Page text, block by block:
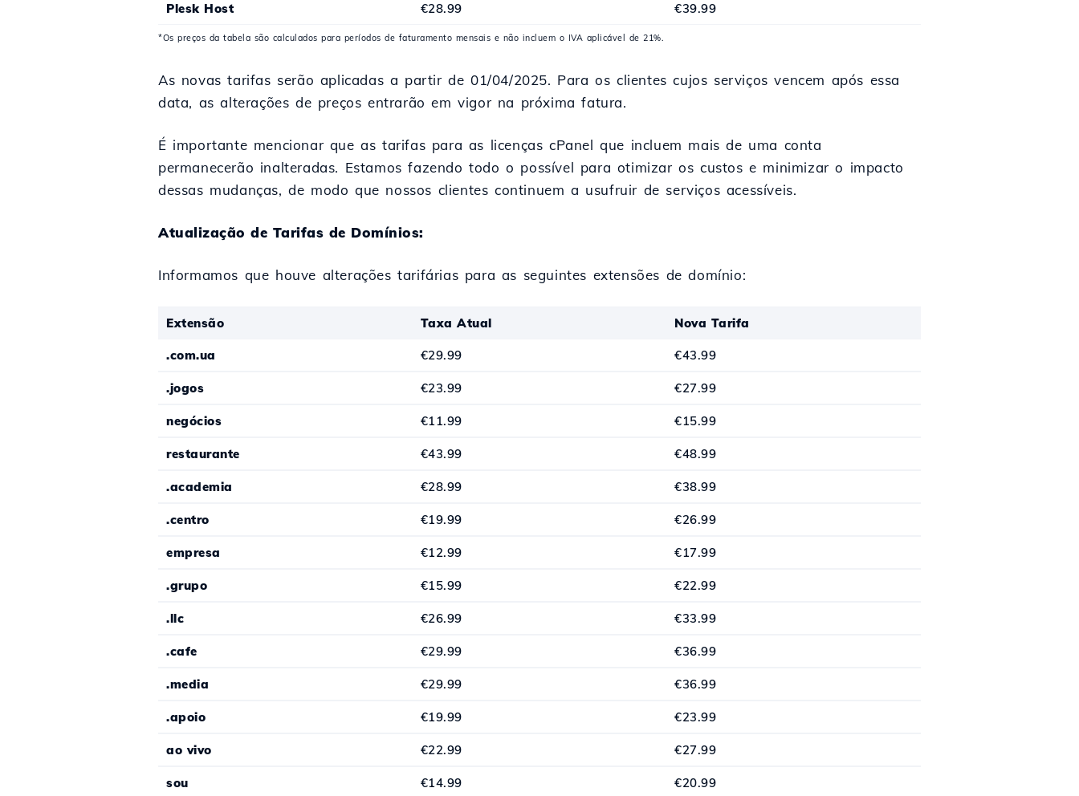
Plesk Host €28.99 €39.99
*Os preços da tabela são calculados para períodos de faturamento mensais e não incluem o IVA aplicável de 21%.
As novas tarifas serão aplicadas a partir de 01/04/2025. Para os clientes cujos serviços vencem após essa
data, as alterações de preços entrarão em vigor na próxima fatura.
É importante mencionar que as tarifas para as licenças cPanel que incluem mais de uma conta
permanecerão inalteradas. Estamos fazendo todo o possível para otimizar os custos e minimizar o impacto
dessas mudanças, de modo que nossos clientes continuem a usufruir de serviços acessíveis.
Atualização de Tarifas de Domínios:
Informamos que houve alterações tarifárias para as seguintes extensões de domínio:
Extensão Taxa Atual Nova Tarifa
.com.ua €29.99 €43.99
.jogos €23.99 €27.99
negócios €11.99 €15.99
restaurante €43.99 €48.99
.academia €28.99 €38.99
.centro €19.99 €26.99
empresa €12.99 €17.99
.grupo €15.99 €22.99
.llc €26.99 €33.99
.cafe €29.99 €36.99
.media €29.99 €36.99
.apoio €19.99 €23.99
ao vivo €22.99 €27.99
sou €14.99 €20.99